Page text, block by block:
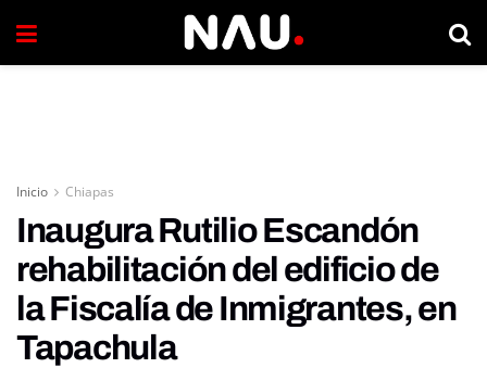
Inicio Chiapas
Inaugura Rutilio Escandón
rehabilitación del edificio de
la Fiscalía de Inmigrantes, en
Tapachula